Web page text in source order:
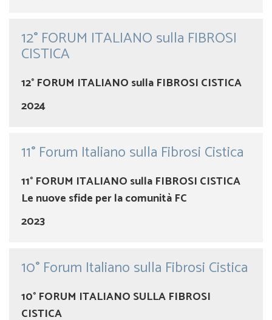
12° FORUM ITALIANO sulla FIBROSI
CISTICA
12° FORUM ITALIANO sulla FIBROSI CISTICA
2024
11° Forum Italiano sulla Fibrosi Cistica
11° FORUM ITALIANO sulla FIBROSI CISTICA
Le nuove sfide per la comunità FC
2023
10° Forum Italiano sulla Fibrosi Cistica
10° FORUM ITALIANO SULLA FIBROSI
CISTICA